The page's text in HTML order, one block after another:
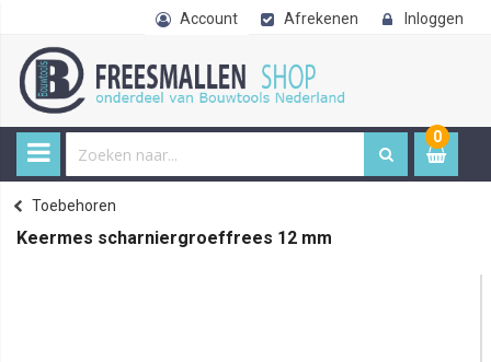
Account Afrekenen Inloggen
0
item
Home
Toebehoren
Keermes scharniergroeffrees 12 mm